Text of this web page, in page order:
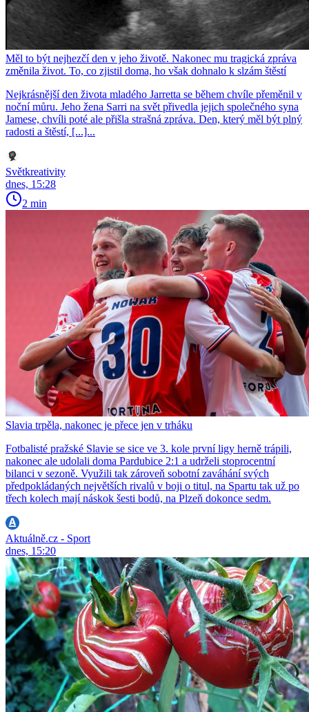
Měl to být nejhezčí den v jeho životě. Nakonec mu tragická zpráva
změnila život. To, co zjistil doma, ho však dohnalo k slzám štěstí
Nejkrásnější den života mladého Jarretta se během chvíle přeměnil v
noční můru. Jeho žena Sarri na svět přivedla jejich společného syna
Jamese, chvíli poté ale přišla strašná zpráva. Den, který měl být plný
radosti a štěstí, [...]...
Světkreativity
dnes, 15:28
2 min
Slavia trpěla, nakonec je přece jen v trháku
Fotbalisté pražské Slavie se sice ve 3. kole první ligy herně trápili,
nakonec ale udolali doma Pardubice 2:1 a udrželi stoprocentní
bilanci v sezoně. Využili tak zároveň sobotní zaváhání svých
předpokládaných největších rivalů v boji o titul, na Spartu tak už po
třech kolech mají náskok šesti bodů, na Plzeň dokonce sedm.
Aktuálně.cz - Sport
dnes, 15:20